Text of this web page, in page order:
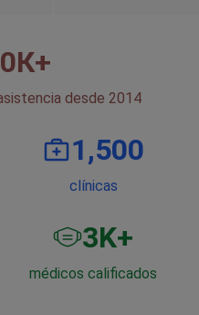
К+
desde 2014
1,500
clínicas
3K+
médicos calificados